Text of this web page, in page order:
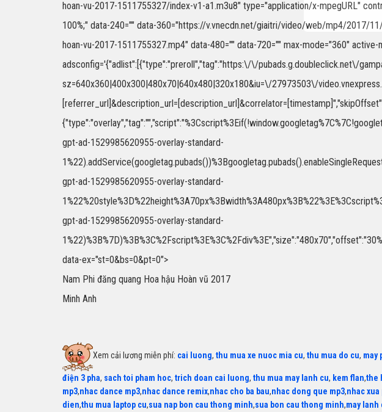
hoan-vu-2017-1511755327/index-v1-a1.m3u8" type="application/x-mpegURL"
100%;" data-240="" data-360="https://v.vnecdn.net/giaitri/video/web/mp4/2017/
hoan-vu-2017-1511755327.mp4" data-480="" data-720="" max-mode="360" active-
adsconfig='{"adlist":[{"type":"preroll","tag":"https:\/\/pubads.g.doubleclick.net\/
sz=640x360|400x300|480x70|640x480|320x180&iu=\/27973503\/
gpt-ad-1529985620955-overlay-standard-
gpt-ad-1529985620955-overlay-standard-
gpt-ad-1529985620955-overlay-standard-
data-ex="st=0&bs=0&pt=0">
Nam Phi đăng quang Hoa hậu Hoàn vũ 2017
Minh Anh
Xem cải lương miễn phí: cai luong, thu mua xe nuoc mia cu, thu mua do cu, may
điện 3 pha, sach toi pham hoc, trich doan cai luong, thu mua may lanh cu, kem flan,the
mp3,nhac dance mp3,nhac dance remix,nhac cho ba bau,nhac dong que mp3,nhac
dien,thu mua laptop cu,sua nap bon cau thong minh,sua bon cau thong minh,may lanh